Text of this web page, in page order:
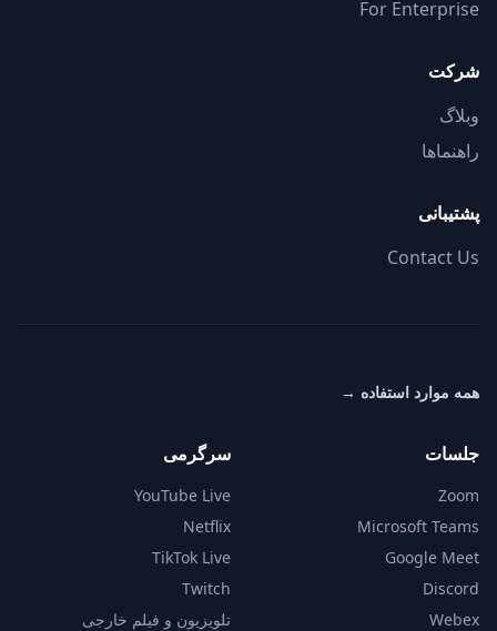
For Enterprise
شرکت
وبلاگ
راهنماها
پشتیبانی
Contact Us
همه موارد استفاده →
جلسات
Zoom
Microsoft Teams
Google Meet
Discord
Webex
سرگرمی
YouTube Live
Netflix
TikTok Live
Twitch
تلویزیون و فیلم خارجی